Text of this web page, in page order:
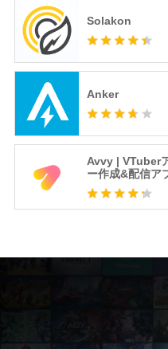
Solakon
Anker
Avvy | VTuber
ー作成&配信ア